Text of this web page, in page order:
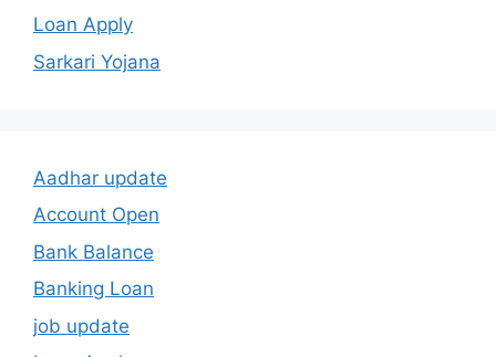
Loan Apply
Sarkari Yojana
Aadhar update
Account Open
Bank Balance
Banking Loan
job update